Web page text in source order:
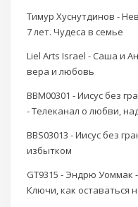
Тимур Хуснутдинов -
7 лет. Чудеса в семье
Liel Arts Israel - Саша и
вера и любовь
BBM00301 - Иисус без
- Телеканал о любви,
BBS03013 - Иисус без
избытком
GT9315 - Эндрю Уоммак
Ключи, как оставаться